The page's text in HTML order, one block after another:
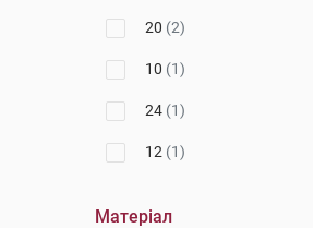
20 (2)
10 (1)
24 (1)
12 (1)
Матеріал